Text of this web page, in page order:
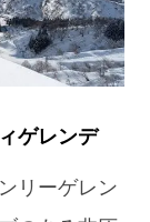
ゲレンデ
リーゲレン